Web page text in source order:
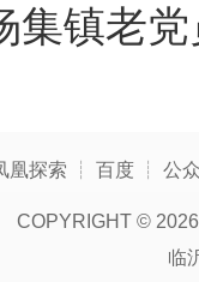
集镇老
凰探索 ┊ 百度 ┊ 公
COPYRIGHT ©
临